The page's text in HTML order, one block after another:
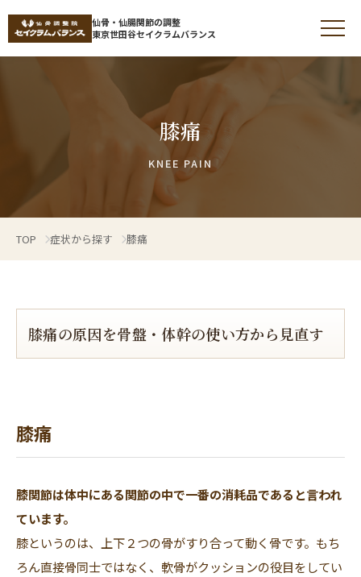
仙骨・仙腸関節の調整
東京世田谷セイクラムバランス
仙骨とは
仙腸関節の痛みやゆがみ
FAQ
症例・体験談
当院について
膝痛
KNEE PAIN
TOP 症状から探す 膝痛
膝痛の原因を骨盤・体幹の使い方から見直す
膝痛
膝関節は体中にある関節の中で一番の消耗品であると言われ
ています。
膝というのは、上下２つの骨がすり合って動く骨です。もち
ろん直接骨同士ではなく、軟骨がクッションの役目をしてい